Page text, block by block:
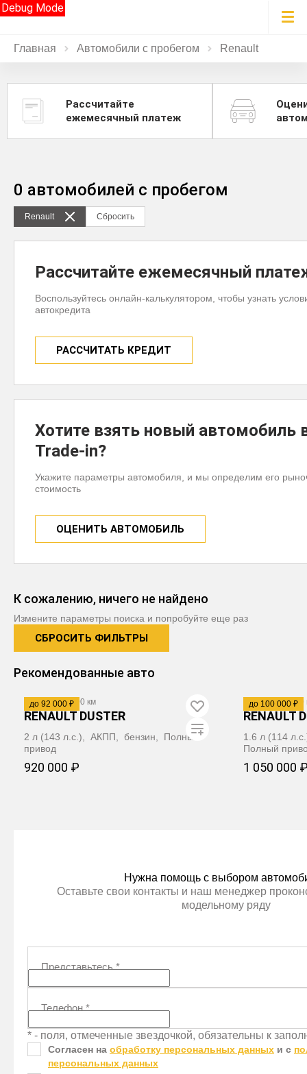
Debug Mode
Главная Автомобили с пробегом Renault
Рассчитайте
ежемесячный платеж
0 автомобилей с пробегом
Renault Сбросить
Рассчитайте ежемесячный
Воспользуйтесь онлайн-калькулятором, чтобы узнать
автокредита
РАССЧИТАТЬ КРЕДИТ
Хотите взять новый автомобиль
Trade-in?
Укажите параметры автомобиля, и мы определим его
стоимость
ОЦЕНИТЬ АВТОМОБИЛЬ
К сожалению, ничего не найдено
Измените параметры поиска и попробуйте еще раз
СБРОСИТЬ ФИЛЬТРЫ
Рекомендованные авто
до 92 000 ₽
2017· 240 000 км
RENAULT DUSTER
2 л (143 л.с.), АКПП, бензин, Полный
привод
920 000 ₽
до 100 000 ₽
2016 ·103 520
RENAULT
1.6 л (114
Полный
1 050 000
Нужна помощь с выбором
Оставьте свои контакты и наш менеджер
модельному ряду
Представьтесь*
Телефон*
* - поля, отмеченные звездочкой, обязательны к
Согласен на обработку персональных данных и c
персональных данных